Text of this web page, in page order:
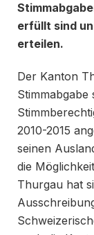
erfüllt sind
erteilen.
Der Kanton
Stimmabgabe
2010-2015
seinen
die
Thurgau hat